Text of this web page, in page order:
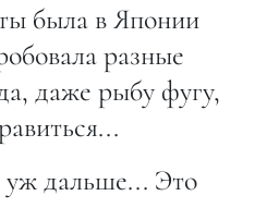
была в Японии
разные
даже рыбу фугу,
уж дальше... Это